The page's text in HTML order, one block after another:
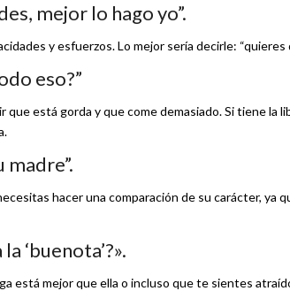
mejor lo hago yo”.
y esfuerzos. Lo mejor sería decirle:
eso?”
está gorda y que come demasiado. Si tiene la
madre”.
hacer una comparación de su carácter, ya
‘buenota’?».
está mejor que ella o incluso que te sientes